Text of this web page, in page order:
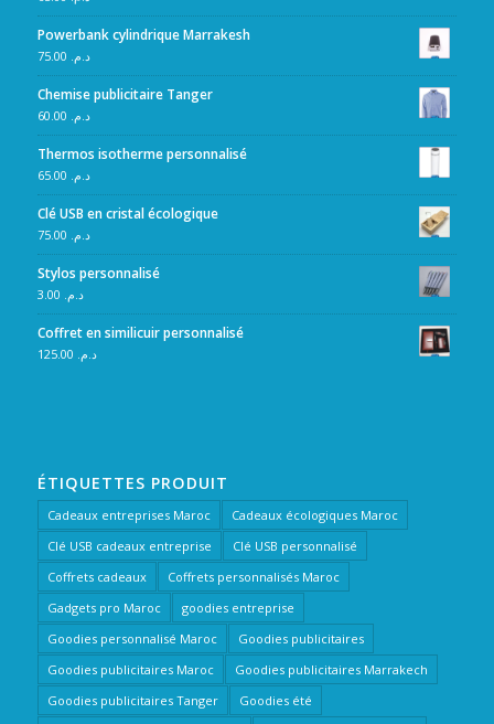
Powerbank cylindrique Marrakesh
د.م.
Chemise publicitaire Tanger
د.م.
Thermos isotherme personnalisé
د.م.
Clé USB en cristal écologique
د.م.
Stylos personnalisé
د.م.
Coffret en similicuir personnalisé
د.م.
ÉTIQUETTES PRODUIT
Cadeaux entreprises Maroc
Cadeaux écologiques Maroc
Clé USB cadeaux entreprise
Clé USB personnalisé
Coffrets cadeaux
Coffrets personnalisés Maroc
Gadgets pro Maroc
goodies entreprise
Goodies personnalisé Maroc
Goodies publicitaires
Goodies publicitaires Maroc
Goodies publicitaires Marrakech
Goodies publicitaires Tanger
Goodies été